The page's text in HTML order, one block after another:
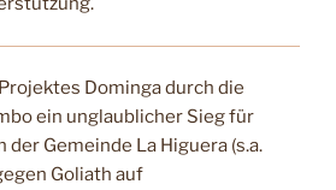
Dominga durch die
ein unglaublicher Sieg für
Gemeinde La Higuera (s.a.
Goliath auf